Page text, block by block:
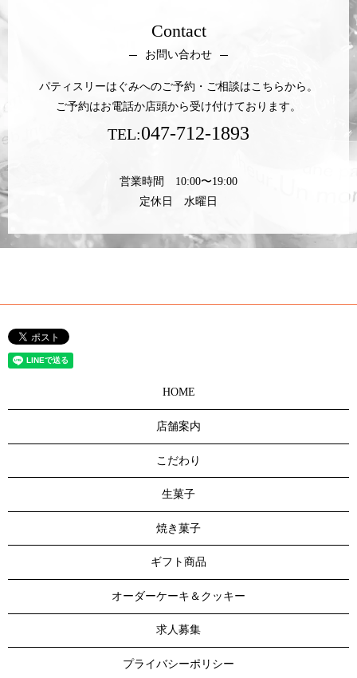
Contact
お問い合わせ
パティスリーはぐみへのご予約・ご相談はこちらから。
ご予約はお電話か店頭から受け付けております。
TEL:047-712-1893
営業時間 10:00〜19:00
定休日 水曜日
HOME
店舗案内
こだわり
生菓子
焼き菓子
ギフト商品
オーダーケーキ＆クッキー
求人募集
プライバシーポリシー